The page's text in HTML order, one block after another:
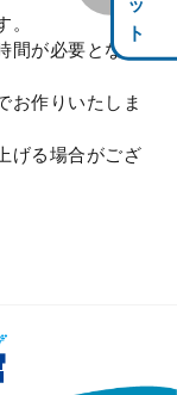
間が必要となり
お作りいたしま
げる場合がござ